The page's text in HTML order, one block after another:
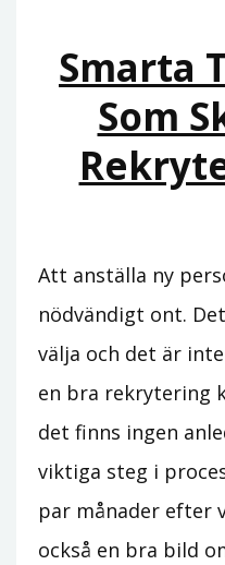
Smarta
Som
Att anställa ny
nödvändigt ont.
välja och det är
en bra rekrytering
det finns ingen
viktiga steg i
par månader efter
också en bra bild